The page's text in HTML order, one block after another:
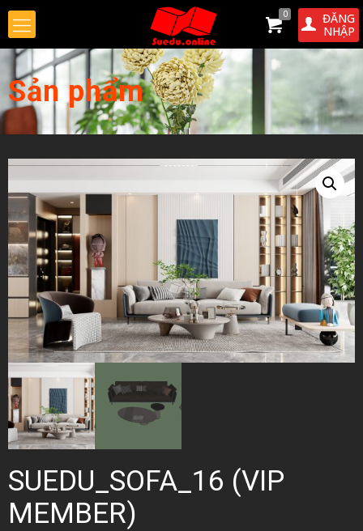
0
ĐĂNG
NHẬP
Sản phẩm
SUEDU_SOFA_16 (VIP
MEMBER)